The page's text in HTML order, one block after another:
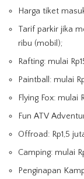
Harga tiket
Tarif parkir jika
ribu (mobil);
Rafting: mulai
Paintball: mulai
Flying Fox: mulai
Fun ATV
Offroad: Rp1,5
Camping: mulai
Penginapan